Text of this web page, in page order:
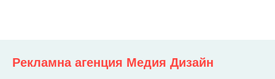
Рекламна агенция Медия Дизайн